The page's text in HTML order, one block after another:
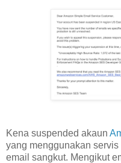
Kena suspended akaun
yang menggunakan
email sangkut. Mengikut